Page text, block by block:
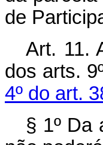
de
Art. 11.
dos arts.
4º do art.
§ 1º Da